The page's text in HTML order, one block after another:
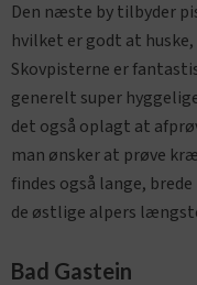
Den næste by tilbyder
hvilket er godt at
Skovpisterne er
generelt super
det også oplagt at
man ønsker at prøve
findes også lange,
de østlige alpers
Bad Gastein